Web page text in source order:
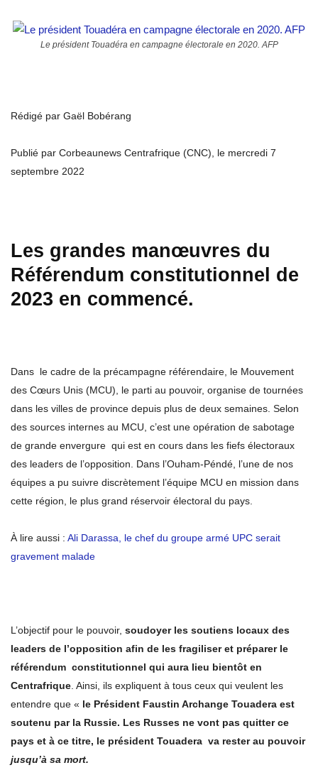
Le président Touadéra en campagne électorale en 2020. AFP
Rédigé par Gaël Bobérang
Publié par Corbeaunews Centrafrique (CNC), le mercredi 7
septembre 2022
Les grandes manœuvres du
Référendum constitutionnel de
2023 en commencé.
Dans le cadre de la précampagne référendaire, le Mouvement
des Cœurs Unis (MCU), le parti au pouvoir, organise de tournées
dans les villes de province depuis plus de deux semaines. Selon
des sources internes au MCU, c’est une opération de sabotage
de grande envergure qui est en cours dans les fiefs électoraux
des leaders de l’opposition. Dans l’Ouham-Péndé, l’une de nos
équipes a pu suivre discrètement l’équipe MCU en mission dans
cette région, le plus grand réservoir électoral du pays.
À lire aussi : Ali Darassa, le chef du groupe armé UPC serait
gravement malade
L’objectif pour le pouvoir, soudoyer les soutiens locaux des
leaders de l’opposition afin de les fragiliser et préparer le
référendum constitutionnel qui aura lieu bientôt en
Centrafrique. Ainsi, ils expliquent à tous ceux qui veulent les
entendre que « le Président Faustin Archange Touadera est
soutenu par la Russie. Les Russes ne vont pas quitter ce
pays et à ce titre, le président Touadera va rester au pouvoir
jusqu’à sa mort.